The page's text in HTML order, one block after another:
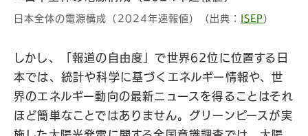
日本全体の電源構成（2024年速報値）（出典： ISEP）
しかし、「報道の自由度」で世界62位に位置する日
本では、統計や科学に基づくエネルギー情報や、世
界のエネルギー動向の最新ニュースを得ることはそれ
ほど簡単なことではありません。グリーンピースが実